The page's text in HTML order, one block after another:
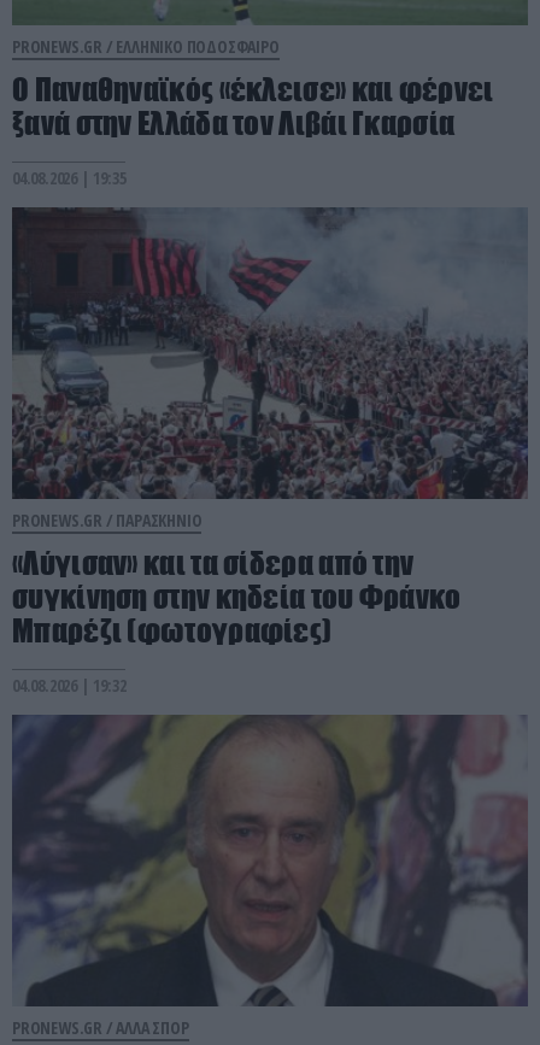
PRONEWS.GR / ΕΛΛΗΝΙΚΟ ΠΟΔΟΣΦΑΙΡΟ
Ο Παναθηναϊκός «έκλεισε» και φέρνει
ξανά στην Ελλάδα τον Λιβάι Γκαρσία
04.08.2026 | 19:35
PRONEWS.GR / ΠΑΡΑΣΚΗΝΙΟ
«Λύγισαν» και τα σίδερα από την
συγκίνηση στην κηδεία του Φράνκο
Μπαρέζι (φωτογραφίες)
04.08.2026 | 19:32
PRONEWS.GR / ΑΛΛΑ ΣΠΟΡ